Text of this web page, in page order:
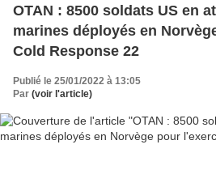
OTAN : 8500 soldats US en
marines déployés en
Cold Response 22
Publié le 25/01/2022 à 13:05
Par (voir l'article)